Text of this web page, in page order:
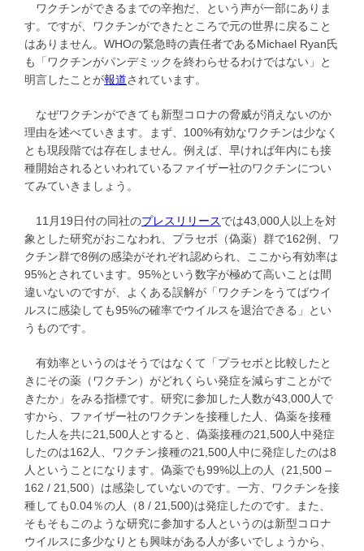
ワクチンができるまでの辛抱だ、という声が一部にありま
す。ですが、ワクチンができたところで元の世界に戻ること
はありません。WHOの緊急時の責任者であるMichael Ryan氏
も「ワクチンがパンデミックを終わらせるわけではない」と
明言したことが報道されています。
なぜワクチンができても新型コロナの脅威が消えないのか
理由を述べていきます。まず、100%有効なワクチンは少なく
とも現段階では存在しません。例えば、早ければ年内にも接
種開始されるといわれているファイザー社のワクチンについ
てみていきましょう。
11月19日付の同社のプレスリリースでは43,000人以上を対
象とした研究がおこなわれ、プラセボ（偽薬）群で162例、ワ
クチン群で8例の感染がそれぞれ認められ、ここから有効率は
95%とされています。95%という数字が極めて高いことは間
違いないのですが、よくある誤解が「ワクチンをうてばウイ
ルスに感染しても95%の確率でウイルスを退治できる」とい
うものです。
有効率というのはそうではなくて「プラセボと比較したと
きにその薬（ワクチン）がどれくらい発症を減らすことがで
きたか」をみる指標です。研究に参加した人数が43,000人で
すから、ファイザー社のワクチンを接種した人、偽薬を接種
した人を共に21,500人とすると、偽薬接種の21,500人中発症
したのは162人、ワクチン接種の21,500人中に発症したのは8
人ということになります。偽薬でも99%以上の人（21,500 –
162 / 21,500）は感染していないのです。一方、ワクチンを接
種しても0.04％の人（8 / 21,500)は発症したのです。また、
そもそもこのような研究に参加する人というのは新型コロナ
ウイルスに多少なりとも興味がある人が多いでしょうから、